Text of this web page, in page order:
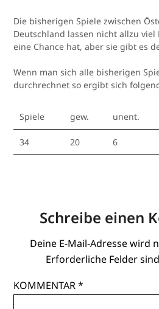
Die bisherigen Spiele zwischen
Deutschland lassen nicht allzu
eine Chance hat, aber sie gibt es
Wenn man sich alle bisherigen
durchrechnet so ergibt sich
Spiele gew. unent.
34 20 6
Schreibe einen
Deine E-Mail-Adresse wird
Erforderliche Felder
KOMMENTAR*